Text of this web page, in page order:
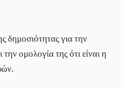
δημοσιότητας για την
ομολογία της ότι είναι η